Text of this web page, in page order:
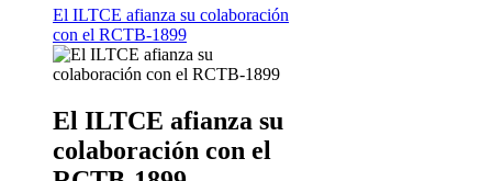
El ILTCE afianza su colaboración
con el RCTB-1899
El ILTCE afianza su
colaboración con el